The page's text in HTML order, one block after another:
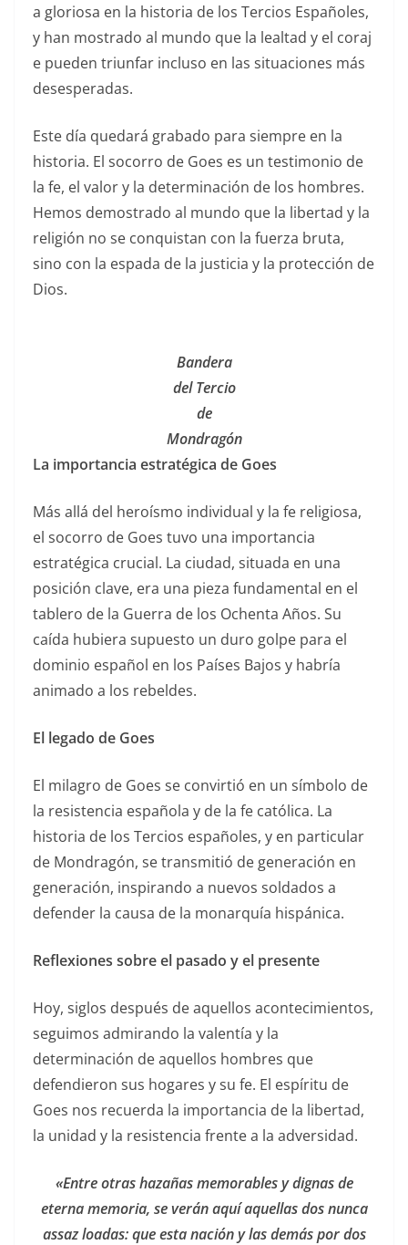
a gloriosa en la historia de los Tercios Españoles,
y han mostrado al mundo que la lealtad y el coraj
e pueden triunfar incluso en las situaciones más
desesperadas.
Este día quedará grabado para siempre en la
historia. El socorro de Goes es un testimonio de
la fe, el valor y la determinación de los hombres.
Hemos demostrado al mundo que la libertad y la
religión no se conquistan con la fuerza bruta,
sino con la espada de la justicia y la protección de
Dios.
Bandera
del Tercio
de
Mondragón
La importancia estratégica de Goes
Más allá del heroísmo individual y la fe religiosa,
el socorro de Goes tuvo una importancia
estratégica crucial. La ciudad, situada en una
posición clave, era una pieza fundamental en el
tablero de la Guerra de los Ochenta Años. Su
caída hubiera supuesto un duro golpe para el
dominio español en los Países Bajos y habría
animado a los rebeldes.
El legado de Goes
El milagro de Goes se convirtió en un símbolo de
la resistencia española y de la fe católica. La
historia de los Tercios españoles, y en particular
de Mondragón, se transmitió de generación en
generación, inspirando a nuevos soldados a
defender la causa de la monarquía hispánica.
Reflexiones sobre el pasado y el presente
Hoy, siglos después de aquellos acontecimientos,
seguimos admirando la valentía y la
determinación de aquellos hombres que
defendieron sus hogares y su fe. El espíritu de
Goes nos recuerda la importancia de la libertad,
la unidad y la resistencia frente a la adversidad.
«Entre otras hazañas memorables y dignas de
eterna memoria, se verán aquí aquellas dos nunca
assaz loadas: que esta nación y las demás por dos